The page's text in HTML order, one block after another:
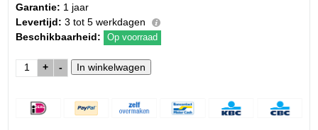
Garantie: 1 jaar
Levertijd: 3 tot 5 werkdagen
Beschikbaarheid:
Op voorraad
+ -